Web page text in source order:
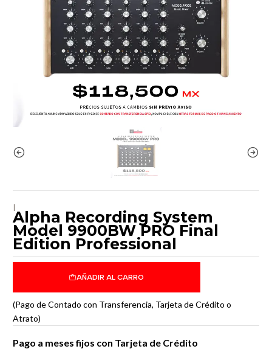
|
Alpha Recording System
Model 9900BW PRO Final
Edition Professional
AÑADIR AL CARRO
(Pago de Contado con Transferencia, Tarjeta de Crédito o
Atrato)
Pago a meses fijos con Tarjeta de Crédito